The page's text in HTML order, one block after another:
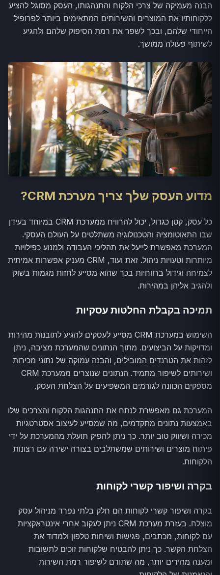
הבנה מעמיקה של צרכי הלקוח והתנהגותו, העסק מסוגל להציע
ללקוחותיו את המוצרים והשירותים המתאימים ביותר לפרופיל
הייחודי שלהם, ובכך לשפר את רמת הסיפוק שלהם ולהגיע
לשיתוף פעולה ממושך.
מדוע העסק שלך צריך מערכת CRM?
כל עסק, קטן כגדול, יכול להרוויח ממערכת CRM במיוחד בעידן
שבו התאוטומציה והטכנולוגיה משתלטים על העולם העסקי.
המערכת מאפשרת לייעל את תהליכי העבודה ולמנוע כפילויות
מיותרות וטעויות ניהול. זאת ועוד, CRM מעניק אפשרות אמיתית
לצמיחה וגידול ברווחיות בכך שהוא מסייע לחזות מגמות בשוק
ולהגיב אליהן במהירות.
תמיכה בקבלת החלטות עסקיות
השימוש במערכת CRM מסייע לעסקים להגיע לתובנות מהירות
ומדויקות על הביצועים. מתוך הנתונים שהמערכת מציבה, ניתן
לזהות את הטרנדים המובילים, והבנה עמוקה של נתוני מכירות
ושירותים לשיפור מתמיד. הנתונים שנוצרים ממערכת CRM
מספקים הכוונה לגורמים המשפיעים על הצלחת העסק.
המערכת גם מאפשרת לנתח את התנהגות הלקוח והצרכים שלו
באמצעות נתונים מתקדמים, מה שמסייע לעיצוב אסטרטגיות
מכירה ושיווק טוב יותר. כך ניתן להפיק תועלת מהמערכת על ידי
פיתוח מוצרים ושירותים שמשתלבים בצורה ישירה עם רצונות
הלקוחות.
בקרה ושיפור קשרי לקוחות
בקרה ושיפור קשרי לקוחות הם חלק בלתי נפרד מניהול עסק
מוצלח. בעזרת מערכת CRM ניתן לעקוב אחרי אינטראקציות
עם לקוחות, מכתבים, פגישות ושיחות טלפון ולמדוד את
הצלחת הקשר. כך ניתן להבטיח שלקוחות זוכים לתשובות
ומענה מהירים יותר, מה שתורם לשיפור רמת השירות